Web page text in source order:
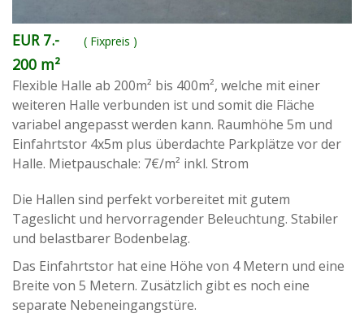
EUR 7.- ( Fixpreis )
200 m²
Flexible Halle ab 200m² bis 400m², welche mit einer
weiteren Halle verbunden ist und somit die Fläche
variabel angepasst werden kann. Raumhöhe 5m und
Einfahrtstor 4x5m plus überdachte Parkplätze vor der
Halle. Mietpauschale: 7€/m² inkl. Strom
Die Hallen sind perfekt vorbereitet mit gutem
Tageslicht und hervorragender Beleuchtung. Stabiler
und belastbarer Bodenbelag.
Das Einfahrtstor hat eine Höhe von 4 Metern und eine
Breite von 5 Metern. Zusätzlich gibt es noch eine
separate Nebeneingangstüre.